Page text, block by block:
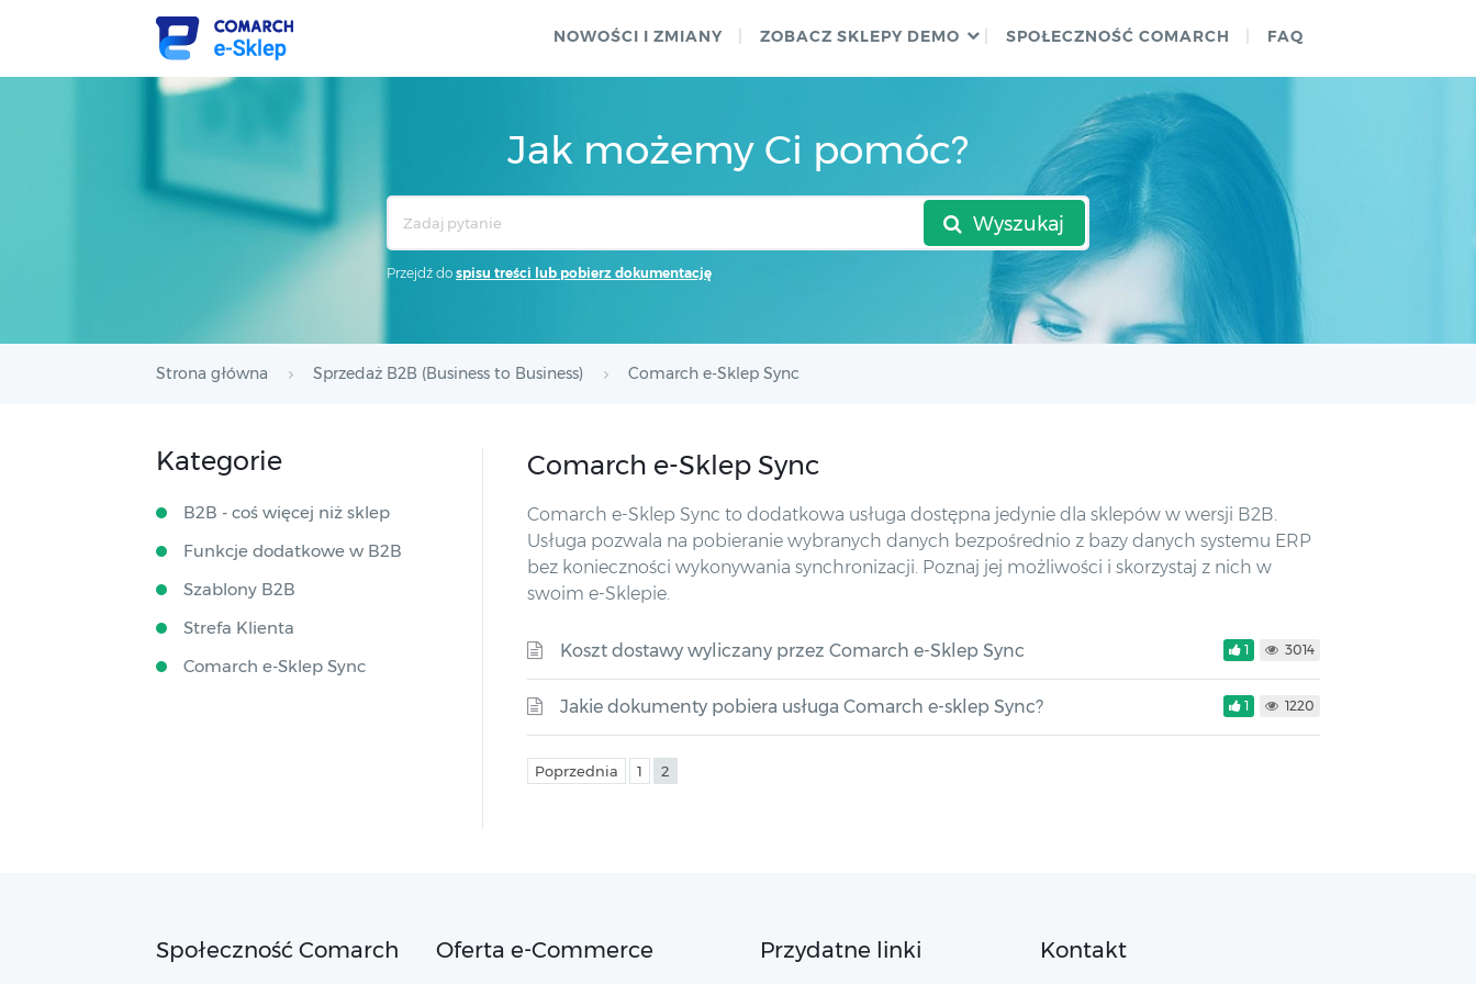
NOWOŚCI I ZMIANY ZOBACZ SKLEPY DEMO SPOŁECZNOŚĆ COMARCH FAQ
Jak możemy Ci pomóc?
Wyszukaj
Przejdź do spisu treści lub pobierz dokumentację
Strona główna Sprzedaż B2B (Business to Business) Comarch e-Sklep Sync
Comarch e-Sklep Sync
Comarch e-Sklep Sync to dodatkowa usługa dostępna jedynie dla sklepów w wersji B2B.
Usługa pozwala na pobieranie wybranych danych bezpośrednio z bazy danych systemu ERP
bez konieczności wykonywania synchronizacji. Poznaj jej możliwości i skorzystaj z nich w
swoim e-Sklepie.
Koszt dostawy wyliczany przez Comarch e-Sklep Sync 1 3014
Jakie dokumenty pobiera usługa Comarch e-sklep Sync? 1 1220
Poprzednia 1 2
Kategorie
B2B - coś więcej niż sklep
Funkcje dodatkowe w B2B
Szablony B2B
Strefa Klienta
Comarch e-Sklep Sync
Społeczność Comarch Oferta e-Commerce Przydatne linki Kontakt